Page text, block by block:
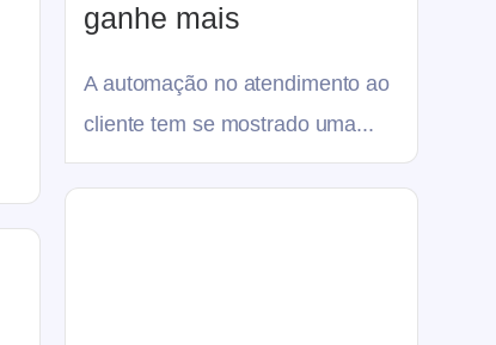
ganhe mais
A automação no atendimento ao
cliente tem se mostrado uma...